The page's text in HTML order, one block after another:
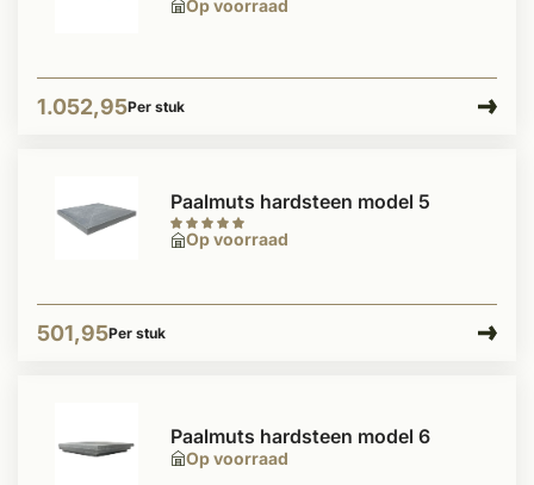
Op voorraad
1.052,95Per stuk
Op voorraad
Paalmuts hardsteen model 5
501,95Per stuk
Op voorraad
Paalmuts hardsteen model 6